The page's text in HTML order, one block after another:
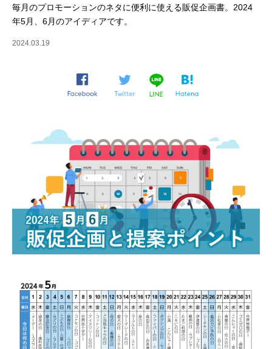
毎月のプロモーションのネタに便利に使える販促企画書。2024
年5月、6月のアイディアです。
2024.03.19